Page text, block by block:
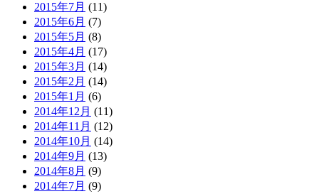
2015年7月 (11)
2015年6月 (7)
2015年5月 (8)
2015年4月 (17)
2015年3月 (14)
2015年2月 (14)
2015年1月 (6)
2014年12月 (11)
2014年11月 (12)
2014年10月 (14)
2014年9月 (13)
2014年8月 (9)
2014年7月 (9)